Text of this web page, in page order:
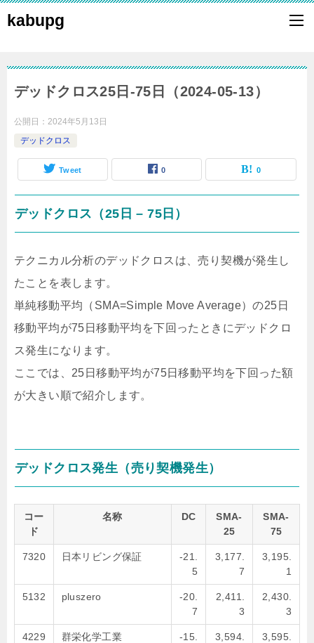
kabupg
デッドクロス25日-75日（2024-05-13）
公開日： 2024年5月13日
デッドクロス
Tweet 0 0
デッドクロス（25日 – 75日）
テクニカル分析のデッドクロスは、売り契機が発生し
たことを表します。
単純移動平均（SMA=Simple Move Average）の25日
移動平均が75日移動平均を下回ったときにデッドクロ
ス発生になります。
ここでは、25日移動平均が75日移動平均を下回った額
が大きい順で紹介します。
デッドクロス発生（売り契機発生）
コー
ド
名称 DC
SMA-
25
SMA-
75
7320 日本リビング保証
-21.
5
3,177.
7
3,195.
1
5132 pluszero
-20.
7
2,411.
3
2,430.
3
4229 群栄化学工業
-15.
3,594.
3,595.